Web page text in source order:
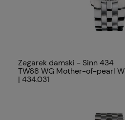
Zegarek damski - Sinn 434
TW68 WG Mother-of-pearl W
| 434.031